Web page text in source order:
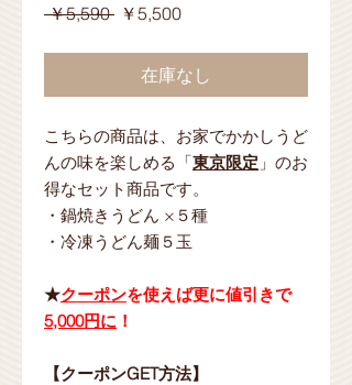
￥5,590 通￥5,500セ
価
在庫なし
こちらの商品は、お家でかかしうど
んの味を楽しめる「東京限定 」のお
得なセット商品です。
・鍋焼きうどん ×５種
・冷凍うどん麺５玉
★クーポンを使えば更に値引きで
5,000円に ！
【クーポンGET方法】